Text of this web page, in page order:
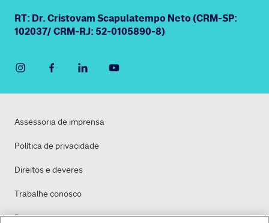
RT: Dr. Cristovam Scapulatempo Neto (CRM-SP:
102037/ CRM-RJ: 52-0105890-8)
Assessoria de imprensa
Política de privacidade
Direitos e deveres
Trabalhe conosco
Dasa